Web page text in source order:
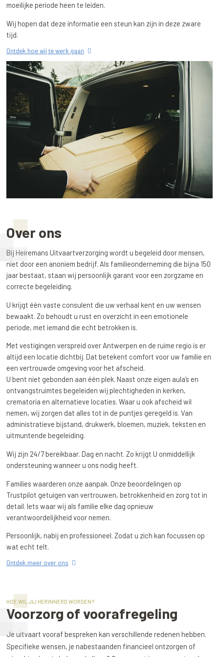
moeilijke periode heen te leiden.
Wij hopen dat deze informatie een steun kan zijn in deze zware
tijd.
Ontdek hoe wij te werk gaan
Over ons
Bij Heiremans Uitvaartverzorging wordt u begeleid door mensen,
niet door een anoniem bedrijf. Als familieonderneming die bijna 150
jaar bestaat, staan wij persoonlijk garant voor een zorgzame en
correcte begeleiding.
U krijgt één vaste consulent die uw verhaal kent en uw wensen
bewaakt. Zo behoudt u rust en overzicht in een emotionele
periode, met iemand die echt betrokken is.
Met vestigingen verspreid over Antwerpen en de ruime regio is er
altijd een locatie dichtbij. Dat betekent comfort voor uw familie en
een vertrouwde omgeving voor het afscheid.
U bent niet gebonden aan één plek. Naast onze eigen aula’s en
ontvangstruimtes begeleiden wij plechtigheden in kerken,
crematoria en alternatieve locaties. Waar u ook afscheid wil
nemen, wij zorgen dat alles tot in de puntjes geregeld is. Van
administratieve bijstand, drukwerk, bloemen, muziek, teksten en
uitmuntende begeleiding.
Wij zijn 24/7 bereikbaar. Dag en nacht. Zo krijgt U onmiddellijk
ondersteuning wanneer u ons nodig heeft.
Families waarderen onze aanpak. Onze beoordelingen op
Trustpilot getuigen van vertrouwen, betrokkenheid en zorg tot in
detail. Iets waar wij als familie elke dag opnieuw
verantwoordelijkheid voor nemen.
Persoonlijk, nabij en professioneel. Zodat u zich kan focussen op
wat echt telt.
Ontdek meer over ons
HOE WIL JIJ HERINNERD WORDEN?
Voorzorg of voorafregeling
Je uitvaart vooraf bespreken kan verschillende redenen hebben.
Specifieke wensen, je nabestaanden financieel ontzorgen of